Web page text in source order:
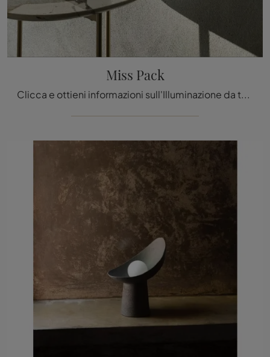
Miss Pack
Clicca e ottieni informazioni sull'Illuminazione da tavolo design di Tacchini: il modello Miss Pack in ceramica ti sta aspettando!